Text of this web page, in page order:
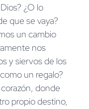
¿O lo
que se vaya?
un cambio
nos
y siervos de los
un regalo?
donde
propio destino,